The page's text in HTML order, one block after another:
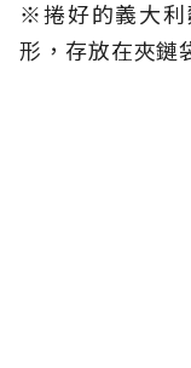
※捲好的義大利
形，存放在夾鏈